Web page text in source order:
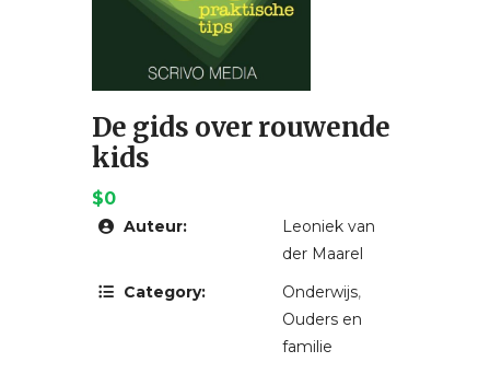
De gids over rouwende
kids
$0
Auteur:
Leoniek van
der Maarel
Category:
Onderwijs,
Ouders en
familie